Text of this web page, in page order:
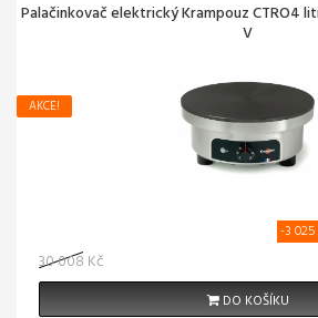
Palačinkovač elektrický Krampouz CTRO4
V
AKCE!
30 008 Kč
-3 025
DO KOŠÍKU